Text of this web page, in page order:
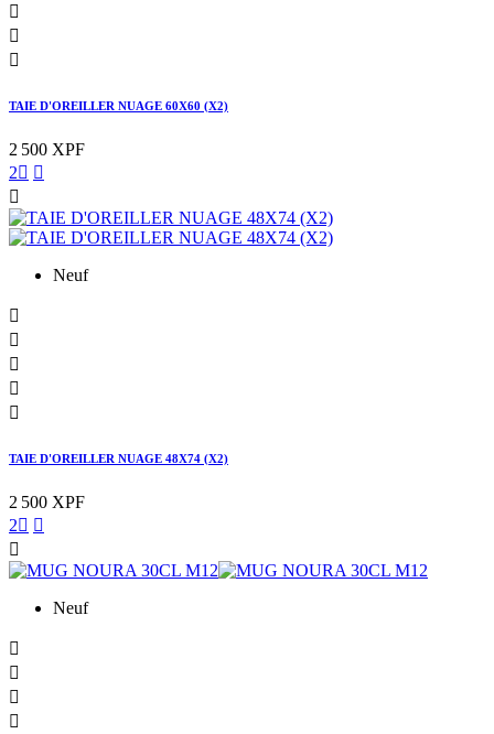



TAIE D'OREILLER NUAGE 60X60 (X2)
2 500 XPF
2 

Neuf





TAIE D'OREILLER NUAGE 48X74 (X2)
2 500 XPF
2 

Neuf



